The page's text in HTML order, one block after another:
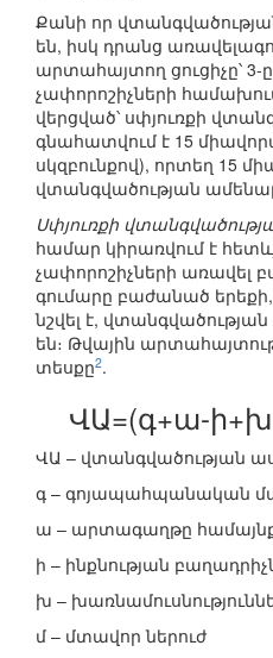
Քանի որ
են, իսկ դրանց
արտահայտող ցուցիչը՝
չափորոշիչների
վերցված՝ սփյուռքի
գնահատվում է 15
սկզբունքով), որտեղ 15
վտանգվածության
Սփյուռքի
համար կիրառվում է
չափորոշիչների առավել
գումարը բաժանած
նշվել է,
են։ Թվային
տեսքը2.
ՎԱ=(գ+ա-
ՎԱ – վտանգվածության
գ – գոյապահպանական
ա – արտագաղթը
ի – ինքնության
խ –
մ – մտավոր ներուժ